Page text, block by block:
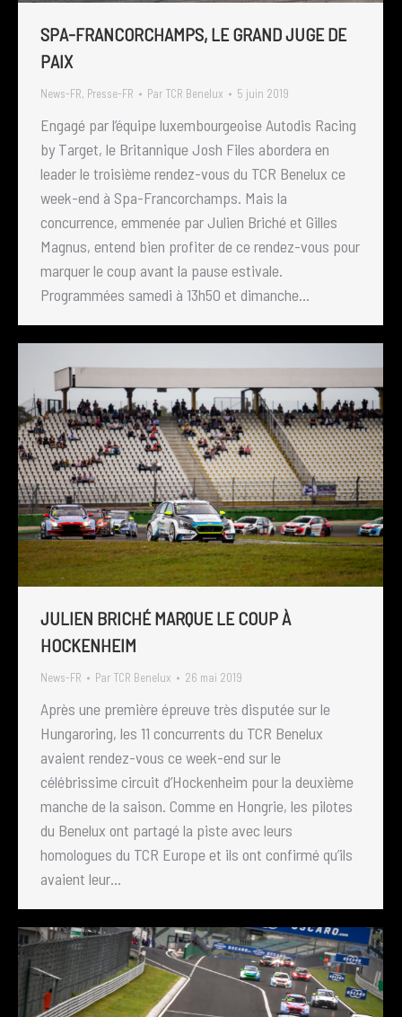
SPA-FRANCORCHAMPS, LE GRAND JUGE DE
PAIX
News-FR, Presse-FR Par TCR Benelux 5 juin 2019
Engagé par l’équipe luxembourgeoise Autodis Racing
by Target, le Britannique Josh Files abordera en
leader le troisième rendez-vous du TCR Benelux ce
week-end à Spa-Francorchamps. Mais la
concurrence, emmenée par Julien Briché et Gilles
Magnus, entend bien profiter de ce rendez-vous pour
marquer le coup avant la pause estivale.
Programmées samedi à 13h50 et dimanche…
JULIEN BRICHÉ MARQUE LE COUP À
HOCKENHEIM
News-FR Par TCR Benelux 26 mai 2019
Après une première épreuve très disputée sur le
Hungaroring, les 11 concurrents du TCR Benelux
avaient rendez-vous ce week-end sur le
célébrissime circuit d’Hockenheim pour la deuxième
manche de la saison. Comme en Hongrie, les pilotes
du Benelux ont partagé la piste avec leurs
homologues du TCR Europe et ils ont confirmé qu’ils
avaient leur…